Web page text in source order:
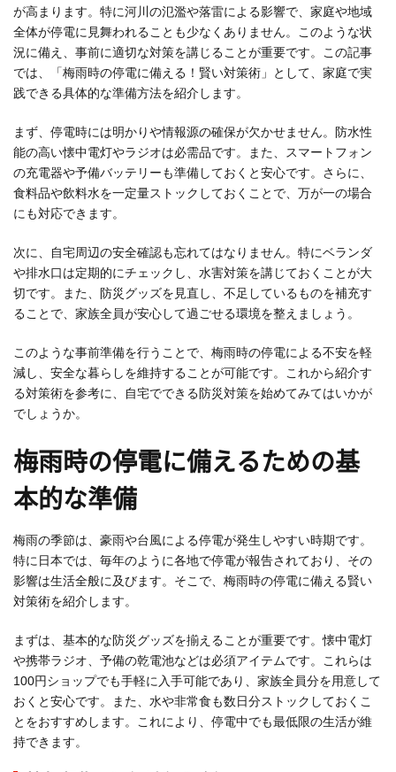
が高まります。特に河川の氾濫や落雷による影響で、家庭や地域
全体が停電に見舞われることも少なくありません。このような状
況に備え、事前に適切な対策を講じることが重要です。この記事
では、「梅雨時の停電に備える！賢い対策術」として、家庭で実
践できる具体的な準備方法を紹介します。
まず、停電時には明かりや情報源の確保が欠かせません。防水性
能の高い懐中電灯やラジオは必需品です。また、スマートフォン
の充電器や予備バッテリーも準備しておくと安心です。さらに、
食料品や飲料水を一定量ストックしておくことで、万が一の場合
にも対応できます。
次に、自宅周辺の安全確認も忘れてはなりません。特にベランダ
や排水口は定期的にチェックし、水害対策を講じておくことが大
切です。また、防災グッズを見直し、不足しているものを補充す
ることで、家族全員が安心して過ごせる環境を整えましょう。
このような事前準備を行うことで、梅雨時の停電による不安を軽
減し、安全な暮らしを維持することが可能です。これから紹介す
る対策術を参考に、自宅でできる防災対策を始めてみてはいかが
でしょうか。
梅雨時の停電に備えるための基
本的な準備
梅雨の季節は、豪雨や台風による停電が発生しやすい時期です。
特に日本では、毎年のように各地で停電が報告されており、その
影響は生活全般に及びます。そこで、梅雨時の停電に備える賢い
対策術を紹介します。
まずは、基本的な防災グッズを揃えることが重要です。懐中電灯
や携帯ラジオ、予備の乾電池などは必須アイテムです。これらは
100円ショップでも手軽に入手可能であり、家族全員分を用意して
おくと安心です。また、水や非常食も数日分ストックしておくこ
とをおすすめします。これにより、停電中でも最低限の生活が維
持できます。